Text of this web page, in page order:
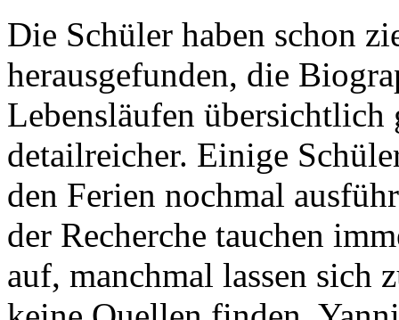
Die Schüler haben schon
herausgefunden, die
Lebensläufen
detailreicher. Einige
den Ferien nochmal
der Recherche tauchen
auf, manchmal lassen sich